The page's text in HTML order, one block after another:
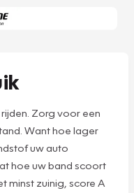
Zorg voor een
Want hoe lager
uw auto
hoe uw band scoort
minst zuinig, score A